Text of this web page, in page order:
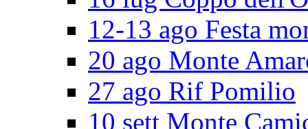
12-13 ago Festa
20 ago Monte
27 ago Rif Pomilio
10 sett Monte